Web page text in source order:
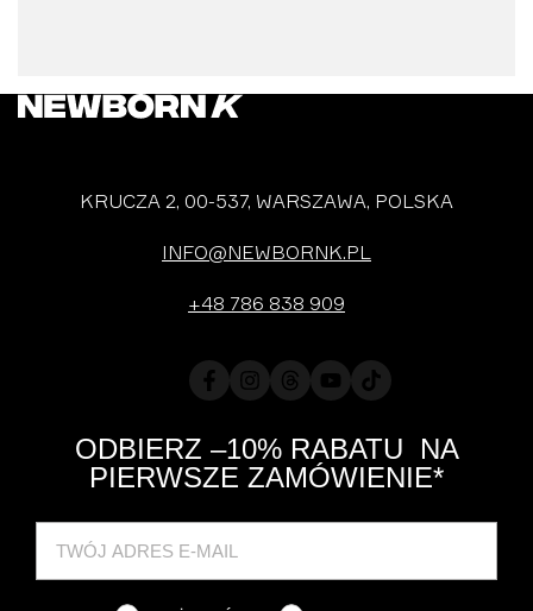
KRUCZA 2, 00-537, WARSZAWA, POLSKA
INFO@NEWBORNK.PL
+48 786 838 909
FacebookInstagramTranslation
missing:
YouTubeTikTok
ODBIERZ –10% RABATU NA
PIERWSZE ZAMÓWIENIE*